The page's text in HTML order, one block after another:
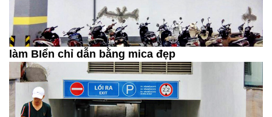
làm BIển chỉ dẫn bằng mica đẹp